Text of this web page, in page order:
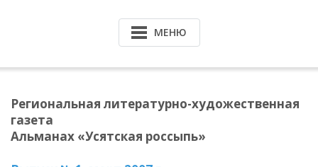
МЕНЮ
Региональная литературно-художественная
газета
Альманах «Усятская россыпь»